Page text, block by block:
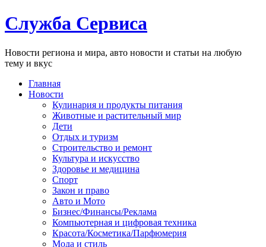
Служба Сервиса
Новости региона и мира, авто новости и статьи на любую
тему и вкус
Главная
Новости
Кулинария и продукты питания
Животные и растительный мир
Дети
Отдых и туризм
Строительство и ремонт
Культура и искусство
Здоровье и медицина
Спорт
Закон и право
Авто и Мото
Бизнес/Финансы/Реклама
Компьютерная и цифровая техника
Красота/Косметика/Парфюмерия
Мода и стиль